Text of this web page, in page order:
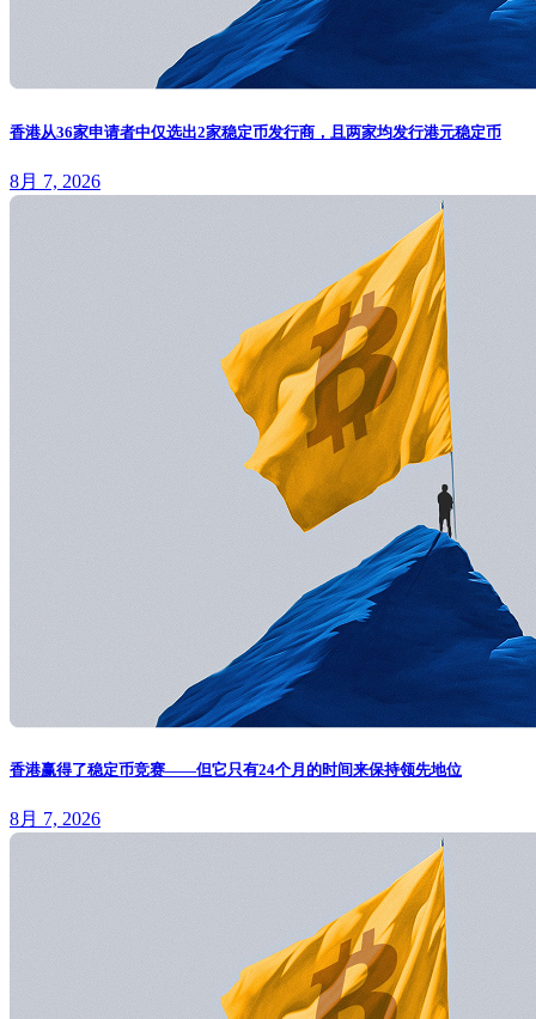
香港从36家申请者中仅选出2家稳定币发行商，且两家均发行港元稳定币
8月 7, 2026
香港赢得了稳定币竞赛——但它只有24个月的时间来保持领先地位
8月 7, 2026